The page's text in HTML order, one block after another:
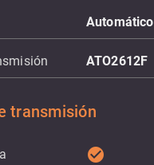
Automático
ATO2612F
transmisión
check_circle